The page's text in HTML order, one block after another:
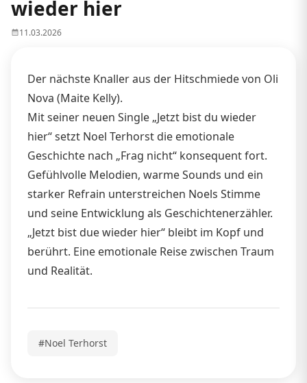
wieder hier
11.03.2026
Der nächste Knaller aus der Hitschmiede von Oli
Nova (Maite Kelly).
Mit seiner neuen Single „Jetzt bist du wieder
hier“ setzt Noel Terhorst die emotionale
Geschichte nach „Frag nicht“ konsequent fort.
Gefühlvolle Melodien, warme Sounds und ein
starker Refrain unterstreichen Noels Stimme
und seine Entwicklung als Geschichtenerzähler.
„Jetzt bist due wieder hier“ bleibt im Kopf und
berührt. Eine emotionale Reise zwischen Traum
und Realität.
#Noel Terhorst